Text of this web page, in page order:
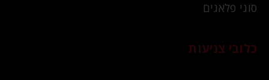
סוגי פלאגים
כלובי צניעות